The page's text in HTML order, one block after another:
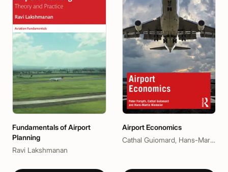
Fundamentals of Airport
Planning
Ravi Lakshmanan
Airport Economics
Cathal Guiomard, Hans-Martin Niemeier, Peter Forsyth